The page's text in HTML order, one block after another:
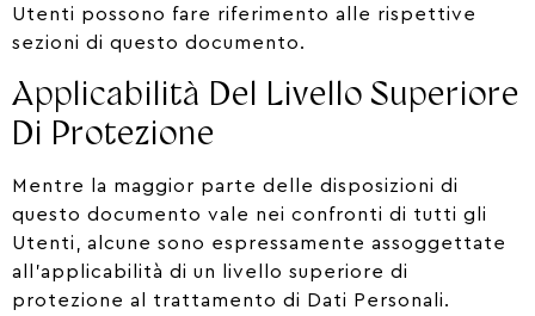
Utenti possono fare riferimento alle rispettive
sezioni di questo documento.
Applicabilità Del Livello Superiore
Di Protezione
Mentre la maggior parte delle disposizioni di
questo documento vale nei confronti di tutti gli
Utenti, alcune sono espressamente assoggettate
all’applicabilità di un livello superiore di
protezione al trattamento di Dati Personali.